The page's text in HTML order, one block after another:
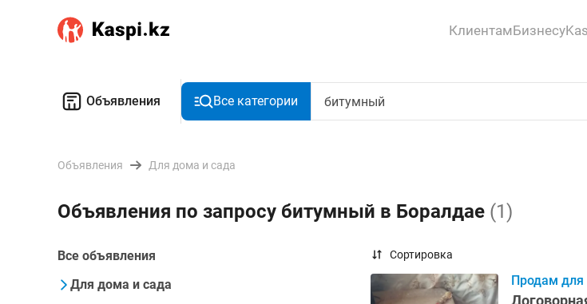
КлиентамБизнесу
Объявления Все категории
Объявления Для дома и сада
Объявления по запросу битумный в Боралдае (1)
Все объявления
Для дома и сада
Сортировка
Продам для